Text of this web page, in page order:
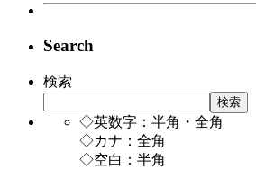
Search
検索
検索
◇英数字：半角・全角
◇カナ：全角
◇空白：半角